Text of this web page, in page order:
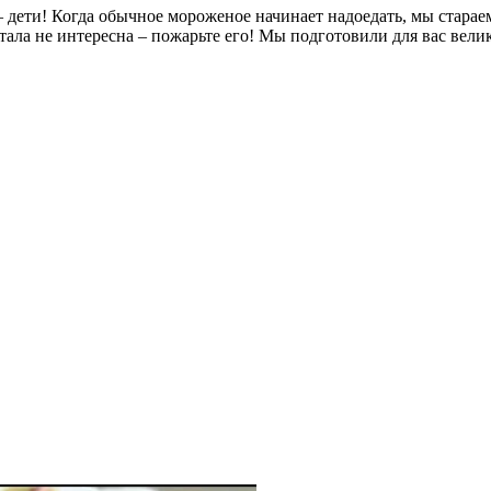
Когда обычное мороженое начинает надоедать, мы
не интересна – пожарьте его! Мы подготовили для вас